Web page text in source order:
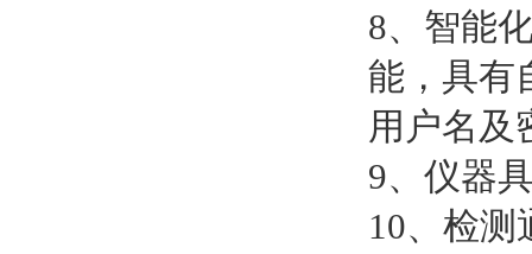
8、智能
能，具有
用户名及
9、仪器
10、检测